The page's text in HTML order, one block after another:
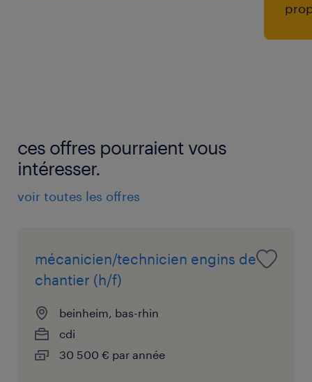
ces offres pourraient vous
intéresser.
voir toutes les offres
mécanicien/technicien engins de
chantier (h/f)
beinheim, bas-rhin
cdi
30 500 € par année